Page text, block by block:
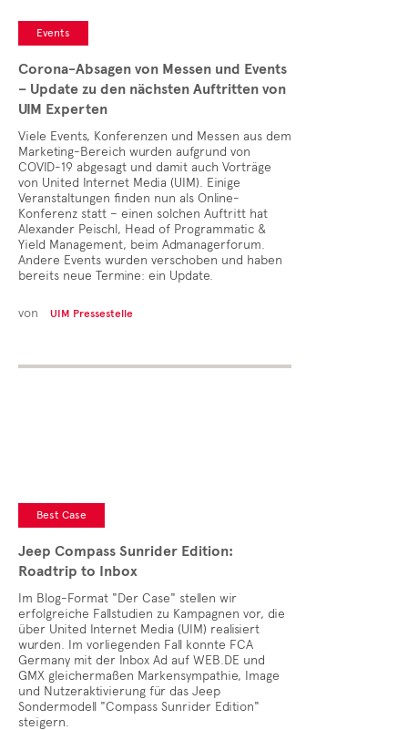
Events
Corona-Absagen von Messen und Events
– Update zu den nächsten Auftritten von
UIM Experten
Viele Events, Konferenzen und Messen aus dem
Marketing-Bereich wurden aufgrund von
COVID-19 abgesagt und damit auch Vorträge
von United Internet Media (UIM). Einige
Veranstaltungen finden nun als Online-
Konferenz statt – einen solchen Auftritt hat
Alexander Peischl, Head of Programmatic &
Yield Management, beim Admanagerforum.
Andere Events wurden verschoben und haben
bereits neue Termine: ein Update.
von UIM Pressestelle
Best Case
Jeep Compass Sunrider Edition:
Roadtrip to Inbox
Im Blog-Format "Der Case" stellen wir
erfolgreiche Fallstudien zu Kampagnen vor, die
über United Internet Media (UIM) realisiert
wurden. Im vorliegenden Fall konnte FCA
Germany mit der Inbox Ad auf WEB.DE und
GMX gleichermaßen Markensympathie, Image
und Nutzeraktivierung für das Jeep
Sondermodell "Compass Sunrider Edition"
steigern.